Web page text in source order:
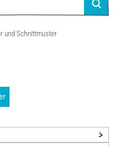
und Schnittmuster